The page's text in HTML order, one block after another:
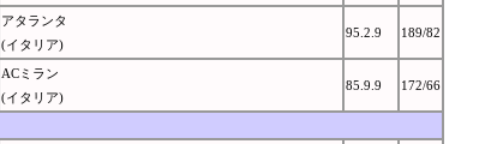
アタランタ
(イタリア)
95.2.9 189/82
ACミラン
(イタリア)
85.9.9 172/66